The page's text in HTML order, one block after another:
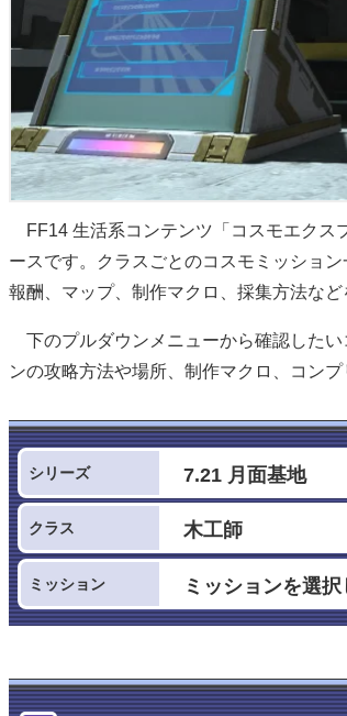
FF14 生活系コンテンツ「コスモエクス
ースです。クラスごとのコスモミッショ
報酬、マップ、制作マクロ、採集方法など
下のプルダウンメニューから確認した
ンの攻略方法や場所、制作マクロ、コン
シリーズ
クラス
ミッション